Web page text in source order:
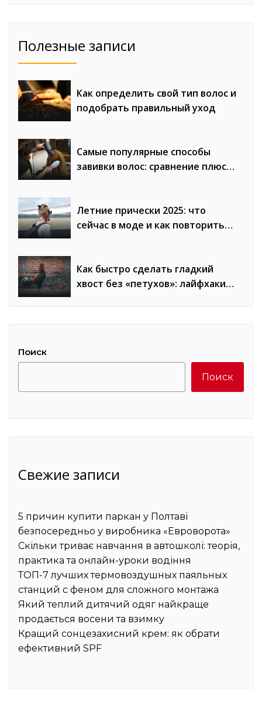
Полезные записи
Как определить свой тип волос и
подобрать правильный уход
Самые популярные способы
завивки волос: сравнение плюсов
Летние прически 2025: что
сейчас в моде и как повторить
Как быстро сделать гладкий
хвост без «петухов»: лайфхаки
Поиск
Поиск
Свежие записи
5 причин купити паркан у Полтаві
безпосередньо у виробника «Евроворота»
Скільки триває навчання в автошколі: теорія,
практика та онлайн-уроки водіння
ТОП-7 лучших термовоздушных паяльных
станций с феном для сложного монтажа
Який теплий дитячий одяг найкраще
продається восени та взимку
Кращий сонцезахисний крем: як обрати
ефективний SPF